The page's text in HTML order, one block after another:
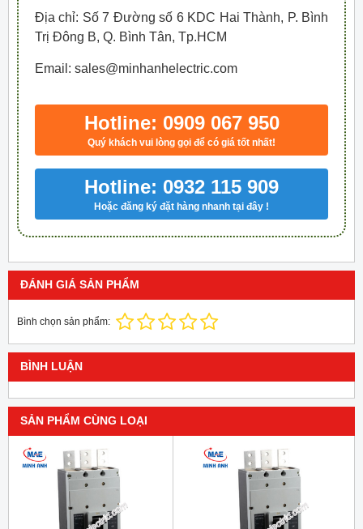
Địa chỉ: Số 7 Đường số 6 KDC Hai Thành, P. Bình
Trị Đông B, Q. Bình Tân, Tp.HCM
Email: sales@minhanhelectric.com
Hotline: 0909 067 950
Quý khách vui lòng gọi để có giá tốt nhất!
Hotline: 0932 115 909
Hoặc đăng ký đặt hàng nhanh tại đây !
ĐÁNH GIÁ SẢN PHẨM
Bình chọn sản phẩm:
BÌNH LUẬN
SẢN PHẨM CÙNG LOẠI